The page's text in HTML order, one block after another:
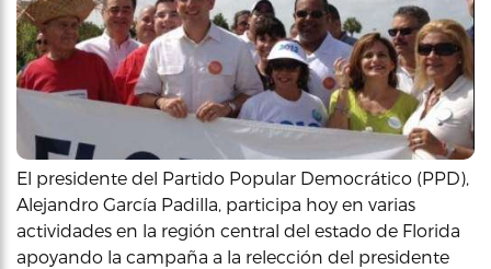
El presidente del Partido Popular Democrático (PPD),
Alejandro García Padilla, participa hoy en varias
actividades en la región central del estado de Florida
apoyando la campaña a la relección del presidente